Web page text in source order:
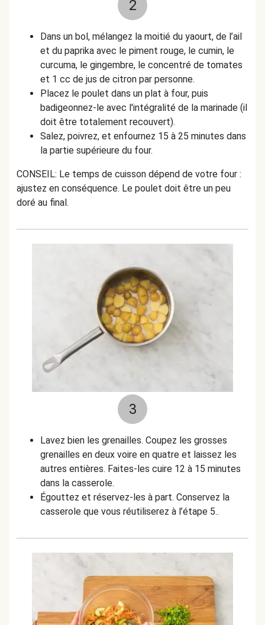
2
Dans un bol, mélangez la moitié du yaourt, de l’ail
et du paprika avec le piment rouge, le cumin, le
curcuma, le gingembre, le concentré de tomates
et 1 cc de jus de citron par personne.
Placez le poulet dans un plat à four, puis
badigeonnez-le avec l'intégralité de la marinade (il
doit être totalement recouvert).
Salez, poivrez, et enfournez 15 à 25 minutes dans
la partie supérieure du four.
CONSEIL: Le temps de cuisson dépend de votre four :
ajustez en conséquence. Le poulet doit être un peu
doré au final.
3
Lavez bien les grenailles. Coupez les grosses
grenailles en deux voire en quatre et laissez les
autres entières. Faites-les cuire 12 à 15 minutes
dans la casserole.
Égouttez et réservez-les à part. Conservez la
casserole que vous réutiliserez à l’étape 5..